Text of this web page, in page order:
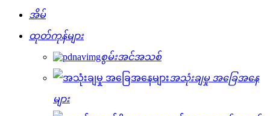
အိမ်
ထုတ်ကုန်များ
စွမ်းအင်အသစ်
အသုံးချမှု အခြေအနေ
များ